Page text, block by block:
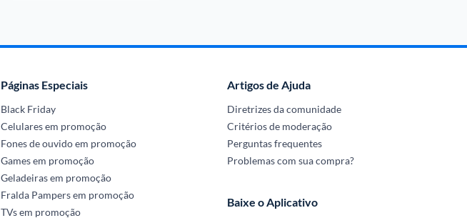
Páginas Especiais
Black Friday
Celulares em promoção
Fones de ouvido em promoção
Games em promoção
Geladeiras em promoção
Fralda Pampers em promoção
TVs em promoção
Artigos de Ajuda
Diretrizes da comunidade
Critérios de moderação
Perguntas frequentes
Problemas com sua compra?
Baixe o Aplicativo